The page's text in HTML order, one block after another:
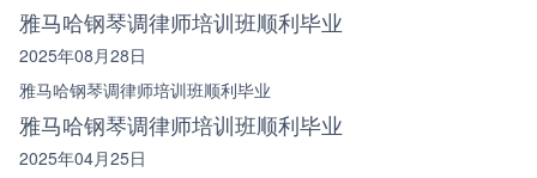
雅马哈钢琴调律师培训班顺利毕业
2025年08月28日
雅马哈钢琴调律师培训班顺利毕业
雅马哈钢琴调律师培训班顺利毕业
2025年04月25日